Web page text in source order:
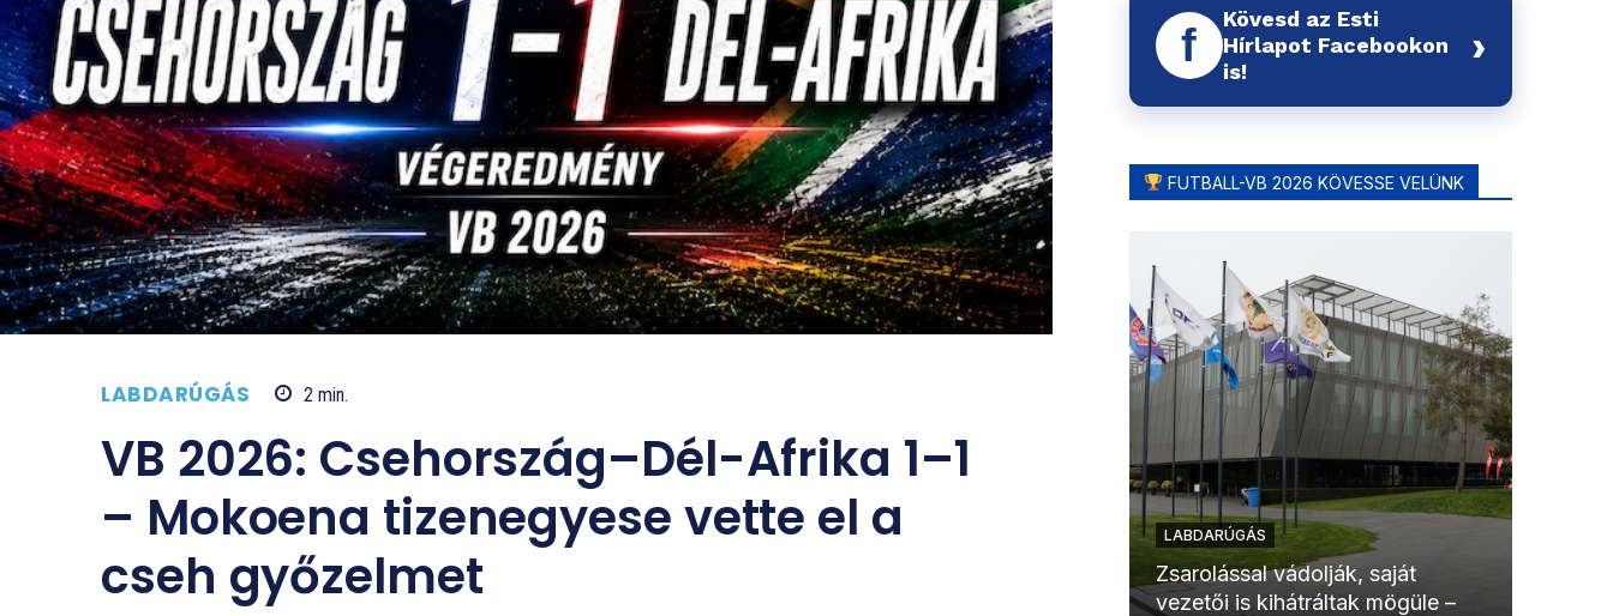
LABDARÚGÁS 2 min.
VB 2026: Csehország–Dél-Afrika 1–1
– Mokoena tizenegyese vette el a
cseh győzelmet
f
Kövesd az Esti
Hírlapot Facebookon
is!
›
FUTBALL-VB 2026 KÖVESSE VELÜNK
LABDARÚGÁS
Zsarolással vádolják, saját
vezetői is kihátráltak mögüle –